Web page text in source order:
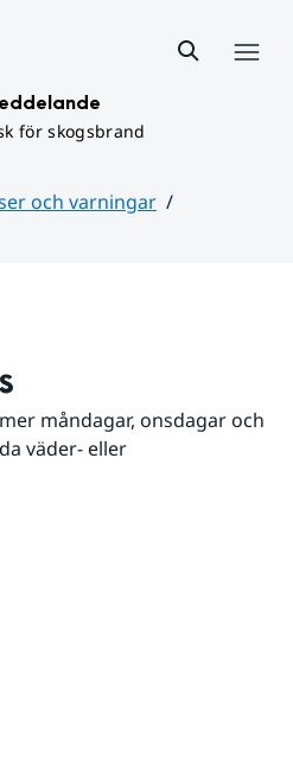
för skogsbrand
och varningar
måndagar, onsdagar och
väder- eller